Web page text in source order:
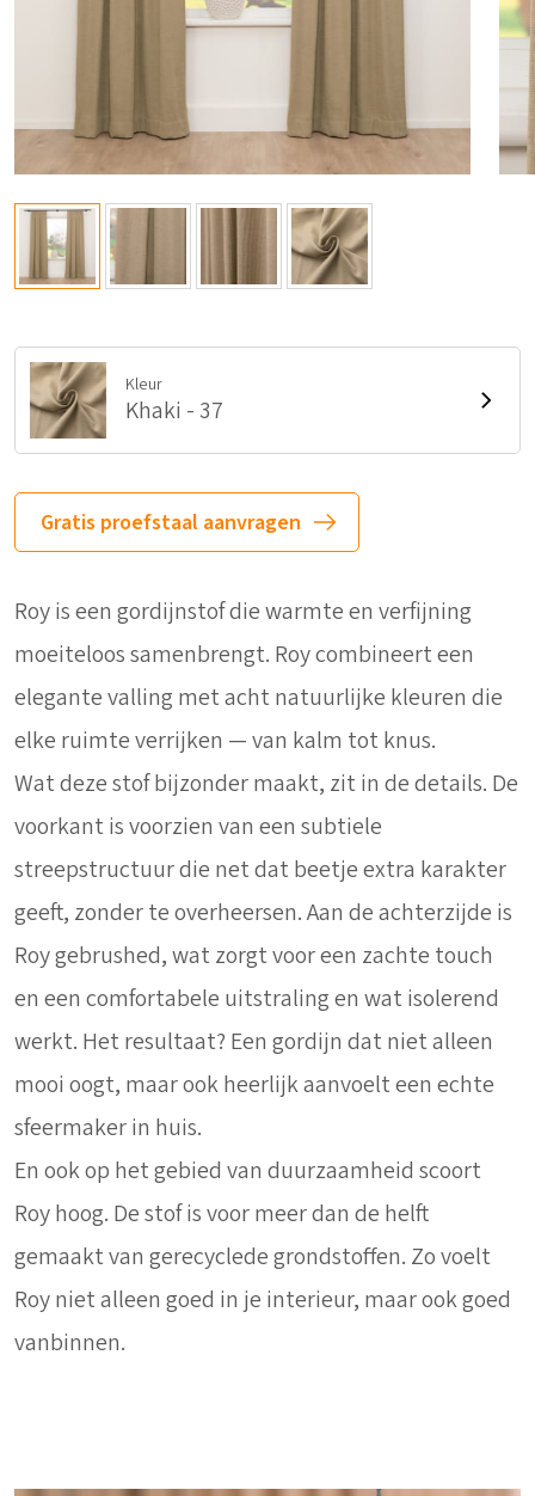
Kleur
Khaki - 37
Gratis proefstaal aanvragen
Roy is een gordijnstof die warmte en verfijning
moeiteloos samenbrengt. Roy combineert een
elegante valling met acht natuurlijke kleuren die
elke ruimte verrijken — van kalm tot knus.
Wat deze stof bijzonder maakt, zit in de details. De
voorkant is voorzien van een subtiele
streepstructuur die net dat beetje extra karakter
geeft, zonder te overheersen. Aan de achterzijde is
Roy gebrushed, wat zorgt voor een zachte touch
en een comfortabele uitstraling en wat isolerend
werkt. Het resultaat? Een gordijn dat niet alleen
mooi oogt, maar ook heerlijk aanvoelt een echte
sfeermaker in huis.
En ook op het gebied van duurzaamheid scoort
Roy hoog. De stof is voor meer dan de helft
gemaakt van gerecyclede grondstoffen. Zo voelt
Roy niet alleen goed in je interieur, maar ook goed
vanbinnen.